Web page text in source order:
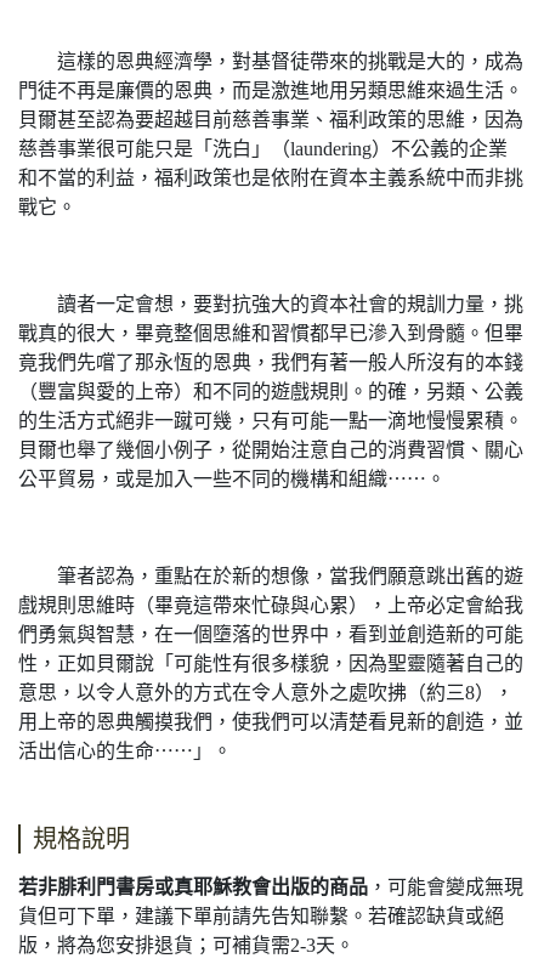
這樣的恩典經濟學，對基督徒帶來的挑戰是大的，成為
門徒不再是廉價的恩典，而是激進地用另類思維來過生活。
貝爾甚至認為要超越目前慈善事業、福利政策的思維，因為
慈善事業很可能只是「洗白」（laundering）不公義的企業
和不當的利益，福利政策也是依附在資本主義系統中而非挑
戰它。
讀者一定會想，要對抗強大的資本社會的規訓力量，挑
戰真的很大，畢竟整個思維和習慣都早已滲入到骨髓。但畢
竟我們先嚐了那永恆的恩典，我們有著一般人所沒有的本錢
（豐富與愛的上帝）和不同的遊戲規則。的確，另類、公義
的生活方式絕非一蹴可幾，只有可能一點一滴地慢慢累積。
貝爾也舉了幾個小例子，從開始注意自己的消費習慣、關心
公平貿易，或是加入一些不同的機構和組織⋯⋯。
筆者認為，重點在於新的想像，當我們願意跳出舊的遊
戲規則思維時（畢竟這帶來忙碌與心累），上帝必定會給我
們勇氣與智慧，在一個墮落的世界中，看到並創造新的可能
性，正如貝爾說「可能性有很多樣貌，因為聖靈隨著自己的
意思，以令人意外的方式在令人意外之處吹拂（約三8），
用上帝的恩典觸摸我們，使我們可以清楚看見新的創造，並
活出信心的生命⋯⋯」。
規格說明
若非腓利門書房或真耶穌教會出版的商品 ，可能會變成無現
貨但可下單，建議下單前請先告知聯繫。若確認缺貨或絕
版，將為您安排退貨；可補貨需2-3天。